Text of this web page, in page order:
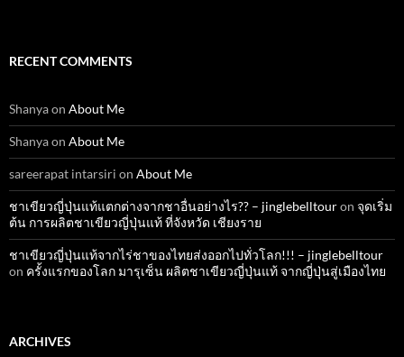
RECENT COMMENTS
Shanyaon About Me
Shanyaon About Me
sareerapat intarsiri on About Me
ชาเขียวญี่ปุ่นแท้แตกต่างจากชาอื่นอย่างไร?? – jinglebelltouron จุดเริ่ม
ต้น การผลิตชาเขียวญี่ปุ่นแท้ ที่จังหวัด เชียงราย
ชาเขียวญี่ปุ่นแท้จากไร่ชาของไทยส่งออกไปทั่วโลก!!! – jinglebelltour
on ครั้งแรกของโลก มารุเซ็น ผลิตชาเขียวญี่ปุ่นแท้ จากญี่ปุ่นสู่เมืองไทย
ARCHIVES